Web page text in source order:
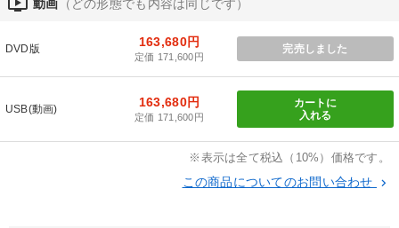
目的別
財務・数字力の向上
新事業・新商品づくり 経営を改善したい
発想力を磨きたい 後継者に聞かせたい
動画 （どの形態でも内容は同じです）
DVD版 163,680円
定価 171,600円
完売しました
USB(動画) 163,680円
定価 171,600円
カートに
入れる
※表示は全て税込（10%）価格です。
この商品についてのお問い合わせ keyboard_arrow_right